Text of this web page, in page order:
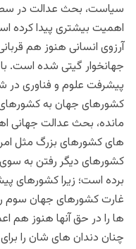
سیاست، بحث عدالت در
اهمیت بیشتری پیدا کرده
آرزوی انسانی هنوز هم
جهانخوار گیتی شده است.
پیشرفت علوم و فناوری در
کشورهای جهان به
مانده، بحث عدالت جهانی
های کشورهای بزرگ مثل
کشورهای دیگر رفتن به
برده است؛ زیرا کشورهای
غارت کشورهای جهان سوم را
ها را در حق آنها هنوز هم
چنان دندان های شان را